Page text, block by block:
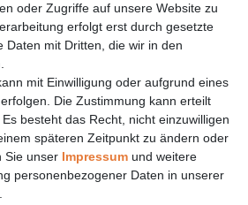
hier: www.topcoil.de
dieDaten­schutz­erklärunggelesen habe.
widerrufen.**
Abonnieren
oder Zugriffe auf unsere Website zu
erfolgt erst durch gesetzte
Daten mit Dritten, die wir in den
mit Einwilligung oder aufgrund eines
Die Zustimmung kann erteilt
besteht das Recht, nicht einzuwilligen
späteren Zeitpunkt zu ändern oder
Sie unser Impressum und weitere
personenbezogener Daten in unserer